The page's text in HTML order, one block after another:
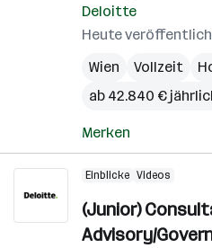
Deloitte
Heute
Wien
Vollzeit
ab 42.840 €
Merken
Einblicke Videos
(Junior)
Advisory/